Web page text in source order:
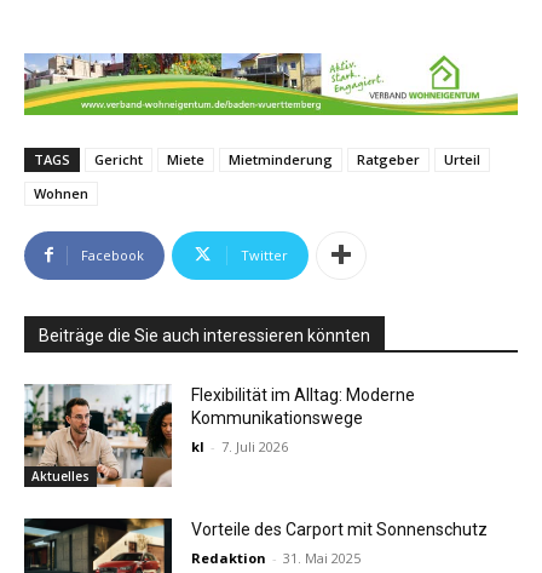
TAGS Gericht Miete Mietminderung Ratgeber
Urteil
Wohnen
Facebook Twitter
Beiträge die Sie auch interessieren könnten
Aktuelles
Flexibilität im Alltag: Moderne
Kommunikationswege
kl - 7. Juli 2026
Vorteile des Carport mit Sonnenschutz
Redaktion - 31. Mai 2025